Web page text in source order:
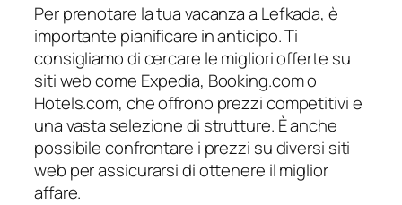
Per prenotare la tua vacanza a Lefkada, è
importante pianificare in anticipo. Ti
consigliamo di cercare le migliori offerte su
siti web come Expedia, Booking.com o
Hotels.com, che offrono prezzi competitivi e
una vasta selezione di strutture. È anche
possibile confrontare i prezzi su diversi siti
web per assicurarsi di ottenere il miglior
affare.